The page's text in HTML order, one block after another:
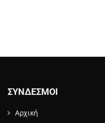
ΣΎΝΔΕΣΜΟΙ
Αρχική